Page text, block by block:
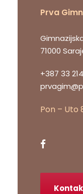
Prva
71000
+387 33
Pon – Uto